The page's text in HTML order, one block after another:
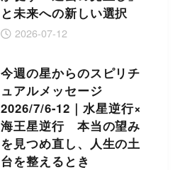
と未来への新しい選択
2026-07-12
今週の星からのスピリチ
ュアルメッセージ
2026/7/6-12｜水星逆行×
海王星逆行 本当の望み
を見つめ直し、人生の土
台を整えるとき